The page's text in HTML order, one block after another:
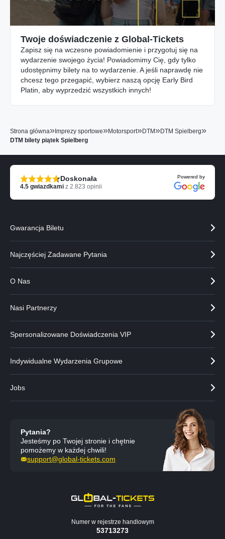
Twoje doświadczenie z Global-Tickets
Zapisz się na wczesne powiadomienie i przygotuj się na
wydarzenie swojego życia! Powiadomimy Cię, gdy tylko
udostępnimy bilety na to wydarzenie. A jeśli naprawdę nie
chcesz tego przegapić, wybierz naszą opcję Early Bird
Platin, aby wyprzedzić wszystkich innych!
Strona główna» Imprezy sportowe»Motorsport»DTM »DTM Spielberg»
DTM bilety piątek Spielberg
Doskonała
4.5 gwiazdkami z 2.823 opinii
Powered by
Gwarancja Biletu
Najczęściej Zadawane Pytania
O Nas
Nasi Partnerzy
Spersonalizowane Doświadczenia VIP
Indywidualne Wydarzenia Grupowe
Jobs
Pytania?
Jesteśmy po Twojej stronie i chętnie
pomożemy w każdej chwili!
support@global-tickets.com
Numer w rejestrze handlowym
53713273